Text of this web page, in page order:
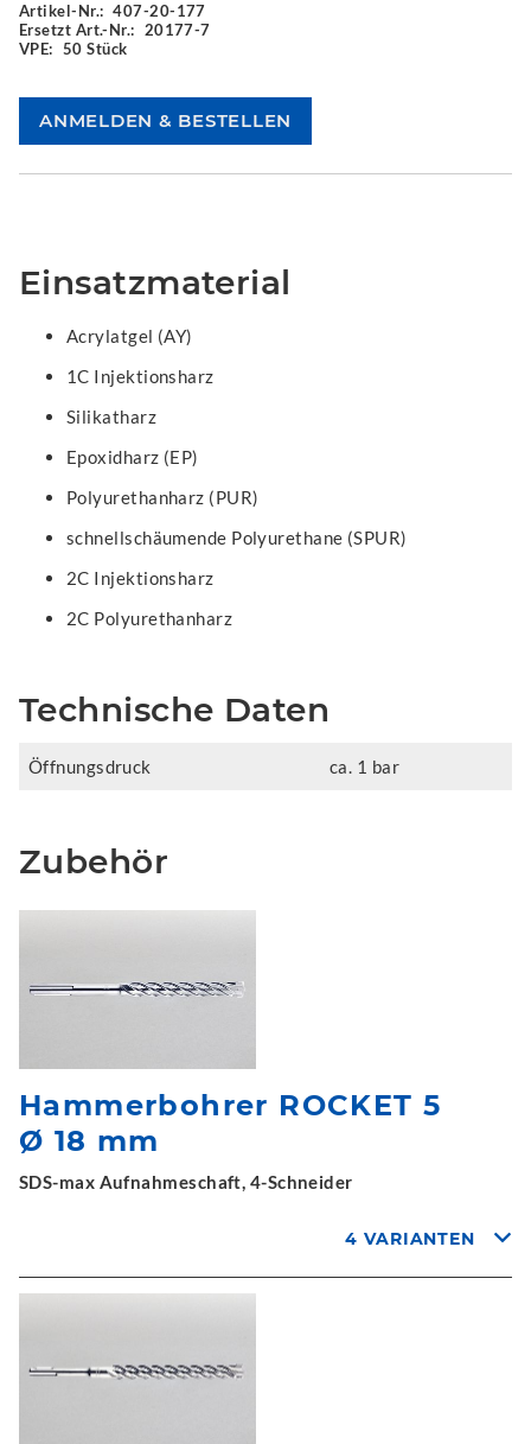
Artikel-Nr.: 407-20-177
Ersetzt Art.-Nr.: 20177-7
VPE: 50 Stück
Einsatzmaterial
Acrylatgel (AY)
1C Injektionsharz
Silikatharz
Epoxidharz (EP)
Polyurethanharz (PUR)
schnellschäumende Polyurethane (SPUR)
2C Injektionsharz
2C Polyurethanharz
Technische Daten
Öffnungsdruck ca. 1 bar
Zubehör
Hammerbohrer ROCKET 5
Ø 18 mm
SDS-max Aufnahmeschaft, 4-Schneider
4 VARIANTEN